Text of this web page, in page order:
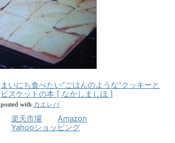
まいにち食べたい“ごはんのような”クッキーと
ビスケットの本 [ なかしましほ ]
posted with カエレバ
楽天市場
Amazon
Yahooショッピング